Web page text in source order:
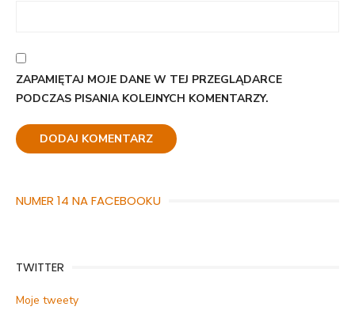
ZAPAMIĘTAJ MOJE DANE W TEJ PRZEGLĄDARCE
PODCZAS PISANIA KOLEJNYCH KOMENTARZY.
NUMER 14 NA FACEBOOKU
TWITTER
Moje tweety